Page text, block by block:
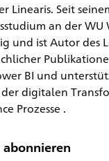
Linearis. Seit
an der WU
und ist Autor des
BI und
digitalen
Prozesse .